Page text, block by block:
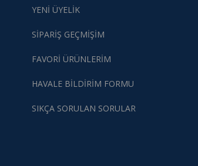
YENİ ÜYELİK
SİPARİŞ GEÇMİŞİM
FAVORİ ÜRÜNLERİM
HAVALE BİLDİRİM FORMU
SIKÇA SORULAN SORULAR